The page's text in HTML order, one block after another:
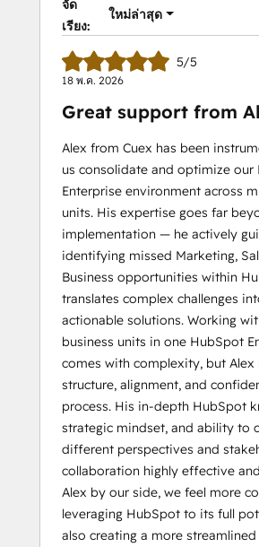
จัด
เรียง:
ใหม่ล่าสุด
5/5
18 พ.ค. 2026
Great support from
Alex from Cuex has been
us consolidate and optimize our
Enterprise environment across
units. His expertise goes far
implementation — he actively
identifying missed Marketing,
Business opportunities within
translates complex challenges
actionable solutions. Working
business units in one HubSpot
comes with complexity, but Alex
structure, alignment, and
process. His in-depth HubSpot
strategic mindset, and ability to
different perspectives and
collaboration highly effective
Alex by our side, we feel more
leveraging HubSpot to its full
also creating a more